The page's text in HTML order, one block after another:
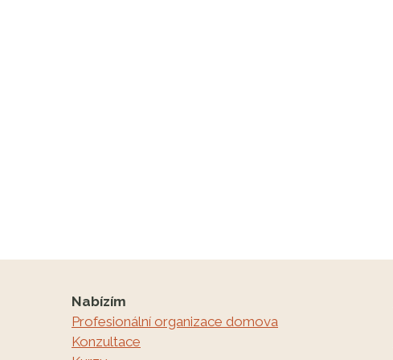
Nabízím
Profesionální organizace domova
Konzultace